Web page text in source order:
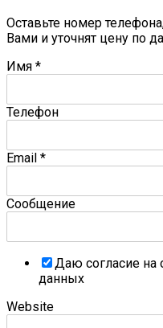
Оставьте номер
Вами и уточнят цену по
Имя *
Телефон
Email *
Сообщение
Даю согласие на
данных
Website